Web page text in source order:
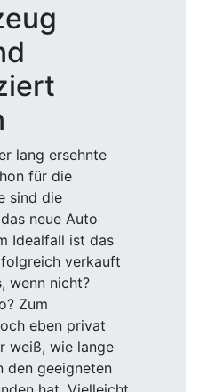
lang ersehnte
für die
sind die
neue Auto
Idealfall ist das
verkauft
wenn nicht?
Zum
eben privat
weiß, wie lange
den geeigneten